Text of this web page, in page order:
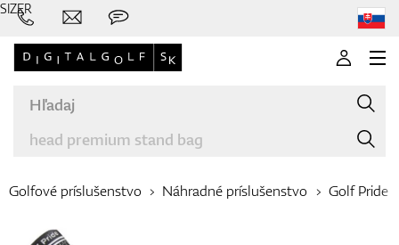
Golfové príslušenstvo Náhradné príslušenstvo Golf Pride
SIZER